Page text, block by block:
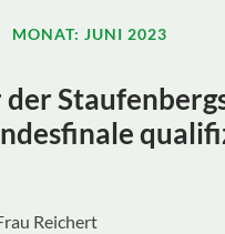
MONAT: JUNI 2023
Reichert